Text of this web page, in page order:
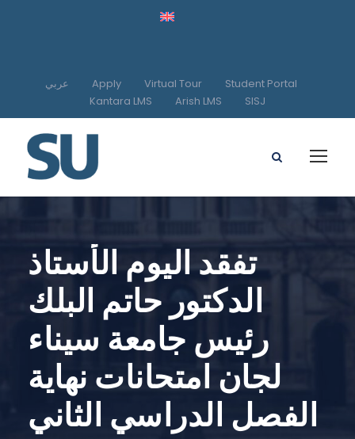
عربي Apply Virtual Tour
Student Portal
Kantara LMS
Arish LMS SISJ
تفقد اليوم الأستاذ
الدكتور حاتم البلك
رئيس جامعة سيناء
لجان امتحانات نهاية
الفصل الدراسي الثاني